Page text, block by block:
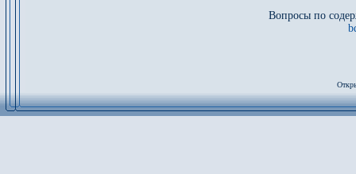
Вопросы по